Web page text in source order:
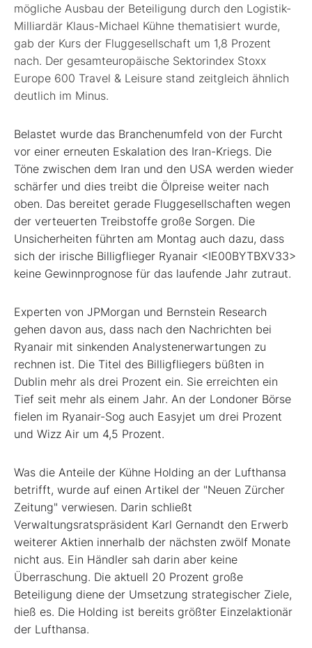
mögliche Ausbau der Beteiligung durch den Logistik-
Milliardär Klaus-Michael Kühne thematisiert wurde,
gab der Kurs der Fluggesellschaft um 1,8 Prozent
nach. Der gesamteuropäische Sektorindex Stoxx
Europe 600 Travel & Leisure stand zeitgleich ähnlich
deutlich im Minus.
Belastet wurde das Branchenumfeld von der Furcht
vor einer erneuten Eskalation des Iran-Kriegs. Die
Töne zwischen dem Iran und den USA werden wieder
schärfer und dies treibt die Ölpreise weiter nach
oben. Das bereitet gerade Fluggesellschaften wegen
der verteuerten Treibstoffe große Sorgen. Die
Unsicherheiten führten am Montag auch dazu, dass
sich der irische Billigflieger Ryanair <IE00BYTBXV33>
keine Gewinnprognose für das laufende Jahr zutraut.
Experten von JPMorgan und Bernstein Research
gehen davon aus, dass nach den Nachrichten bei
Ryanair mit sinkenden Analystenerwartungen zu
rechnen ist. Die Titel des Billigfliegers büßten in
Dublin mehr als drei Prozent ein. Sie erreichten ein
Tief seit mehr als einem Jahr. An der Londoner Börse
fielen im Ryanair-Sog auch Easyjet um drei Prozent
und Wizz Air um 4,5 Prozent.
Was die Anteile der Kühne Holding an der Lufthansa
betrifft, wurde auf einen Artikel der "Neuen Zürcher
Zeitung" verwiesen. Darin schließt
Verwaltungsratspräsident Karl Gernandt den Erwerb
weiterer Aktien innerhalb der nächsten zwölf Monate
nicht aus. Ein Händler sah darin aber keine
Überraschung. Die aktuell 20 Prozent große
Beteiligung diene der Umsetzung strategischer Ziele,
hieß es. Die Holding ist bereits größter Einzelaktionär
der Lufthansa.